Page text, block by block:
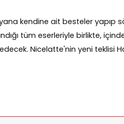
kendine ait besteler yapıp
tüm eserleriyle birlikte,
Nicelatte'nin yeni teklisi